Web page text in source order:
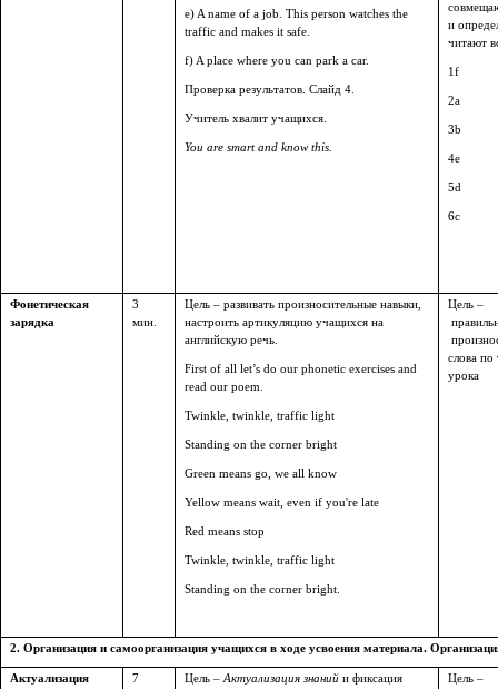
e) A name of a job. This person watches the
traffic and makes it safe.
f) A place where you can park a car.
Проверка результатов. Cлайд 4.
Учитель хвалит учащихся.
You are smart and know this.
и
читают
1f
2a
3b
4e
5d
6c
Фонетическая
зарядка
3
мин.
Цель – развивать произносительные навыки,
настроить артикуляцию учащихся на
английскую речь.
First of all let’s do our phonetic exercises and
read our poem.
Twinkle, twinkle, traffic light
Standing on the corner bright
Green means go, we all know
Yellow means wait, even if you're late
Red means stop
Twinkle, twinkle, traffic light
Standing on the corner bright.
Цель –
слова по
урока
2. Организация и самоорганизация учащихся в ходе усвоения материала.
Актуализация
7
Цель – Актуализация знаний и фиксация
Цель –